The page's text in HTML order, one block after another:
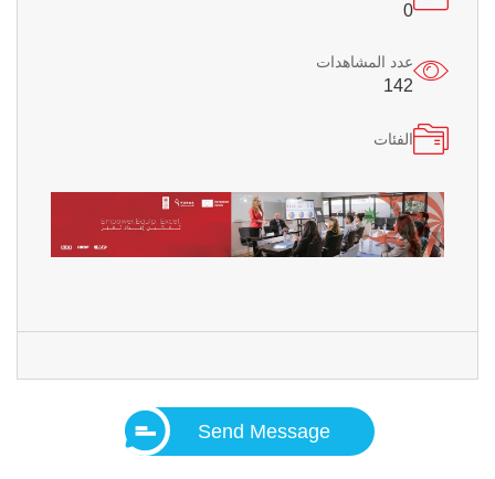
0
عدد المشاهدات
142
الفئات
Send Message